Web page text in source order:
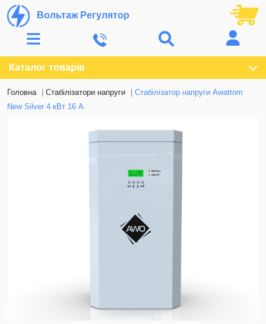
Вольтаж Регулятор
Каталог товарів
Головна Стабілізатори напруги
Стабілізатор напруги Awattom
New Silver 4 кВт 16 А